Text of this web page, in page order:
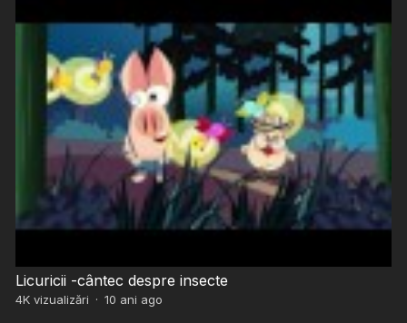
Licuricii -cântec despre insecte
4Kvizualizări · 10 ani ago